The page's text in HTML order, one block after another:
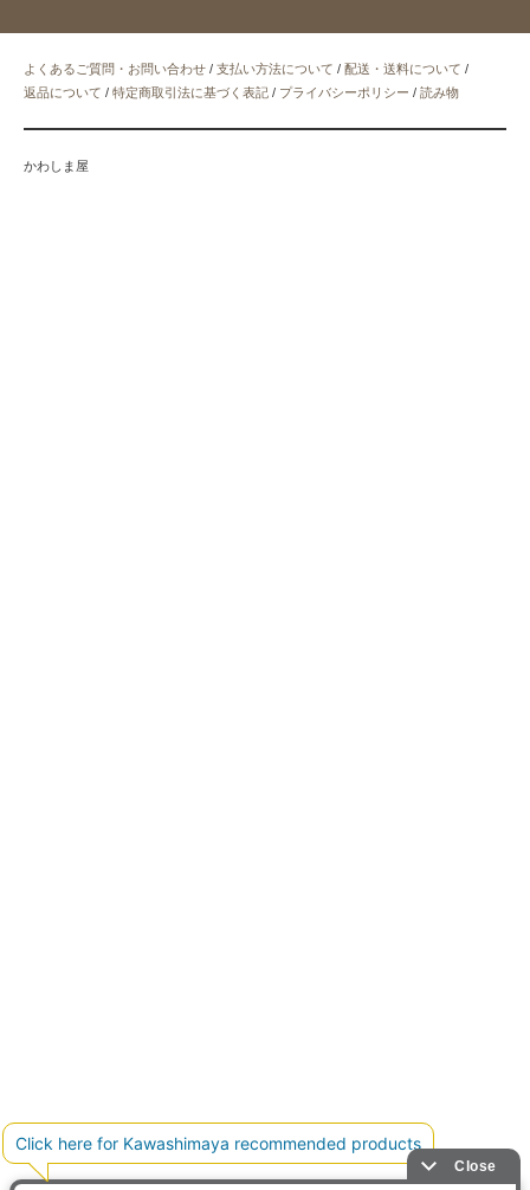
よくあるご質問・お問い合わせ / 支払い方法について / 配送・送料について /
返品について / 特定商取引法に基づく表記 / プライバシーポリシー / 読み物
かわしま屋